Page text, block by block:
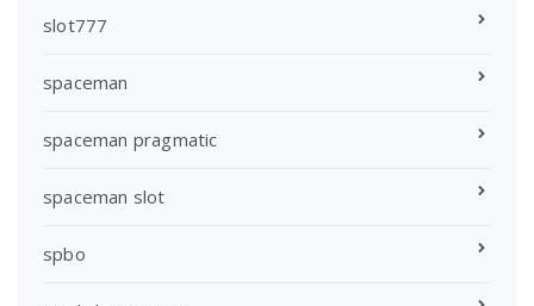
slot777
spaceman
spaceman pragmatic
spaceman slot
spbo